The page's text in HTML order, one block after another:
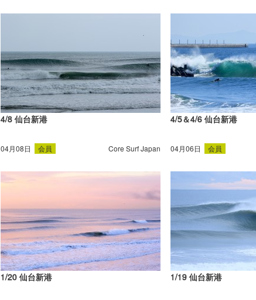
4/8 仙台新港
04月08日 会員 Core Surf Japan
4/5＆4/6 仙台新港
04月06日 会員
1/20 仙台新港 1/19 仙台新港